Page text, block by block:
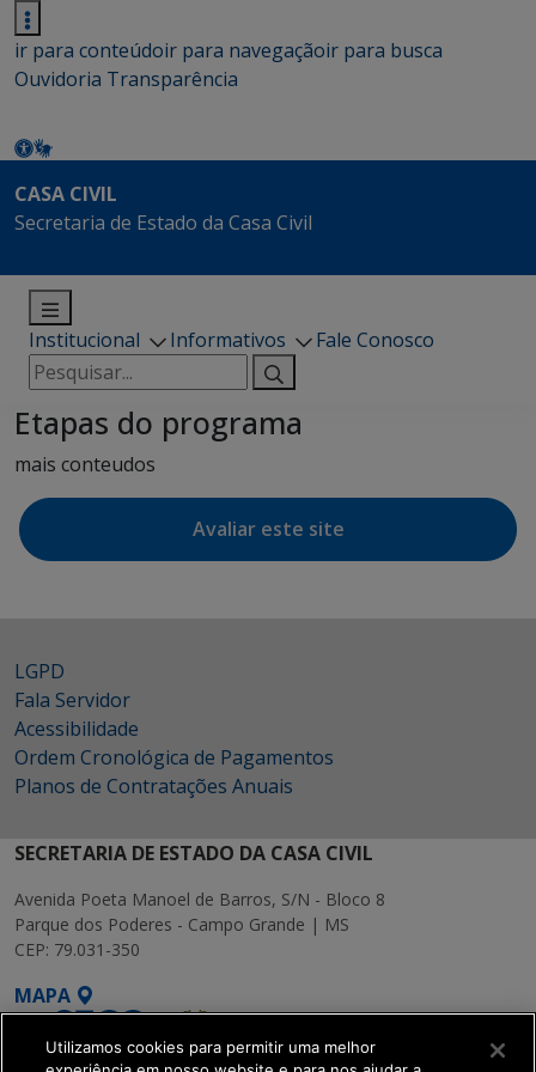
ir para conteúdoir para navegaçãoir para busca
Ouvidoria Transparência
CASA CIVIL
Secretaria de Estado da Casa Civil
Institucional Informativos
Fale Conosco
Pesquisar
por:
Etapas do programa
mais conteudos
Avaliar este site
LGPD
Fala Servidor
Acessibilidade
Ordem Cronológica de Pagamentos
Planos de Contratações Anuais
SECRETARIA DE ESTADO DA CASA CIVIL
Avenida Poeta Manoel de Barros, S/N - Bloco 8
Parque dos Poderes - Campo Grande | MS
CEP: 79.031-350
MAPA
Utilizamos cookies para permitir uma melhor